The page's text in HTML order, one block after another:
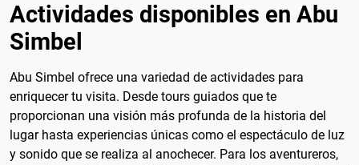
Actividades disponibles en Abu
Simbel
Abu Simbel ofrece una variedad de actividades para
enriquecer tu visita. Desde tours guiados que te
proporcionan una visión más profunda de la historia del
lugar hasta experiencias únicas como el espectáculo de luz
y sonido que se realiza al anochecer. Para los aventureros,